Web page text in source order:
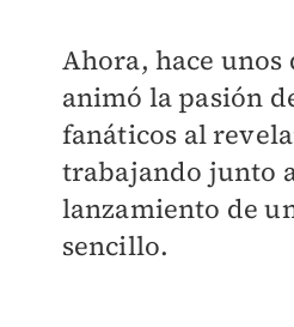
Ahora, hace unos
animó la pasión
fanáticos al
trabajando junto
lanzamiento de
sencillo.